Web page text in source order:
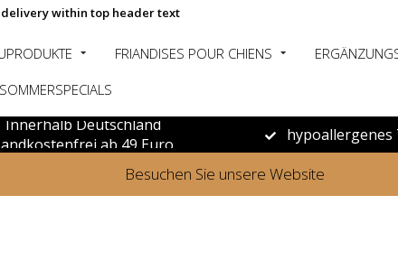
delivery within top header text
FRIANDISES POUR CHIENS
SOMMERSPECIALS
Innerhalb Deutschland
ab 49 Euro
Besuchen Sie unsere Website